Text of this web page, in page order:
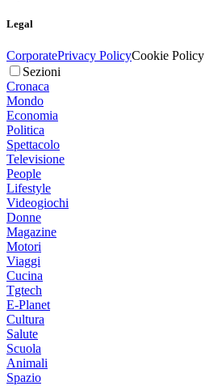
Legal
CorporatePrivacy PolicyCookie Policy
Sezioni
Cronaca
Mondo
Economia
Politica
Spettacolo
Televisione
People
Lifestyle
Videogiochi
Donne
Magazine
Motori
Viaggi
Cucina
Tgtech
E-Planet
Cultura
Salute
Scuola
Animali
Spazio